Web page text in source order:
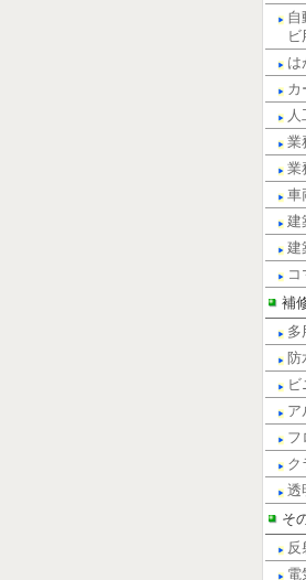
自
ビ
は
カ
人
業
業
車
建
建
コ
補
多
防
ビ
ア
フ
ク
透
そ
反
電